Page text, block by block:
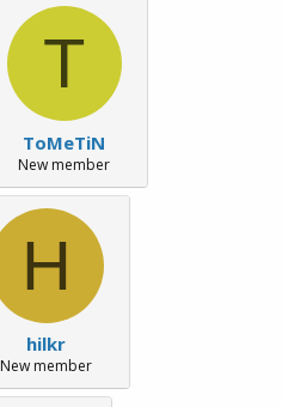
T
ToMeTiN
New member
H
hilkr
New member